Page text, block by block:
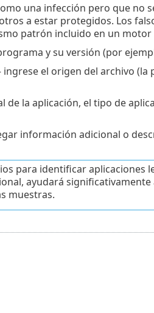
una infección pero que no
a estar protegidos. Los
patrón incluido en un motor
y su versión (por
ingrese el origen del archivo (la
de la aplicación, el tipo de
información adicional o
para identificar aplicaciones
ayudará
muestras.